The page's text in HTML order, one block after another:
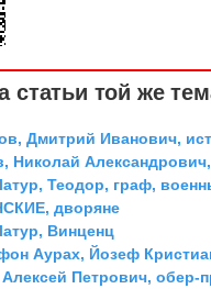
статьи той же
Дмитрий Иванович,
Николай Александрович,
Теодор, граф,
дворяне
Винценц
Аурах, Йозеф
Петрович, обер-